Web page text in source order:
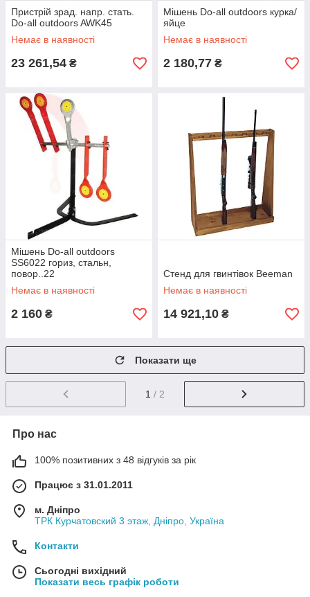
Пристрій зрад. напр. стать.
Do-all outdoors AWK45
Немає в наявності
23 261,54 ₴
Мішень Do-all outdoors курка/
яйце
Немає в наявності
2 180,77 ₴
Мішень Do-all outdoors
SS6022 гориз, стальн,
повор..22
Немає в наявності
2 160 ₴
Стенд для гвинтівок Beeman
Немає в наявності
14 921,10 ₴
Показати ще
1 / 2
Про нас
100% позитивних з 48 відгуків за рік
Працює з 31.01.2011
м. Дніпро
ТРК Курчатовский 3 этаж, Дніпро, Україна
Контакти
Сьогодні вихідний
Показати весь графік роботи